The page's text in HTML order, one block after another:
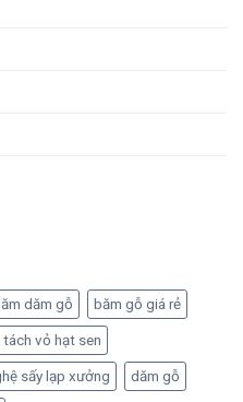
dăm gỗ băm gỗ giá rẻ
tách vỏ hạt sen
sấy lạp xưởng dăm gỗ